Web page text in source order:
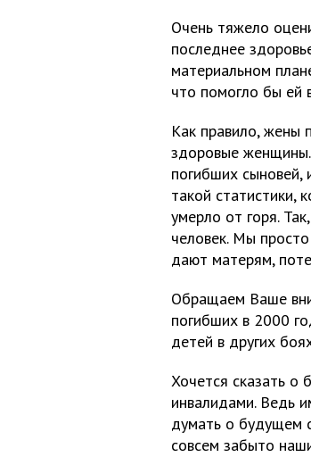
Очень тяжело
последнее
материальном
что помогло бы ей
Как правило, жены
здоровые
погибших
такой статистики,
умерло от горя.
человек. Мы
дают матерям,
Обращаем Ваше
погибших в 2000
детей в других
Хочется сказать о
инвалидами. Ведь
думать о будущем
совсем забыто